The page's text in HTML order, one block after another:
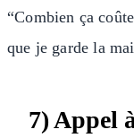
“Combien ça
que je garde la
7) Appel